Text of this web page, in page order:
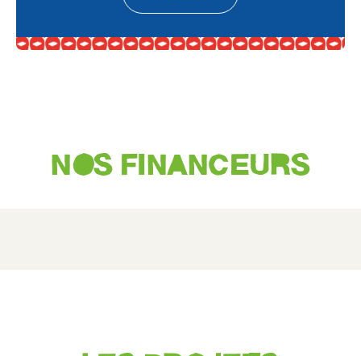
NOS FINANCEURS